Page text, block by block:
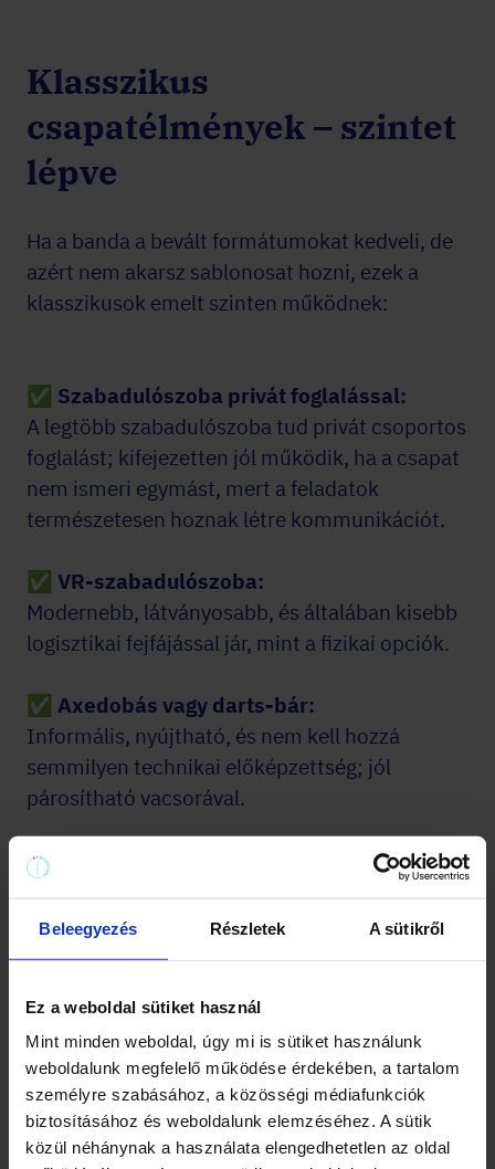
Beleegyezés Részletek A sütikről
Ez a weboldal sütiket használ
Mint minden weboldal, úgy mi is sütiket használunk
weboldalunk megfelelő működése érdekében, a tartalom
személyre szabásához, a közösségi médiafunkciók
biztosításához és weboldalunk elemzéséhez. A sütik
közül néhánynak a használata elengedhetetlen az oldal
Klasszikus
csapatélmények – szintet
lépve
Ha a banda a bevált formátumokat kedveli, de
azért nem akarsz sablonosat hozni, ezek a
klasszikusok emelt szinten működnek:
✅ Szabadulószoba privát foglalással:
A legtöbb szabadulószoba tud privát csoportos
foglalást; kifejezetten jól működik, ha a csapat
nem ismeri egymást, mert a feladatok
természetesen hoznak létre kommunikációt.
✅ VR-szabadulószoba:
Modernebb, látványosabb, és általában kisebb
logisztikai fejfájással jár, mint a fizikai opciók.
✅ Axedobás vagy darts-bár:
Informális, nyújtható, és nem kell hozzá
semmilyen technikai előképzettség; jól
párosítható vacsorával.
✅
(különböző korú, különböző sportháttér), a
bowling az egyik legjobban működő közös
Legénybúcsú játékok: az